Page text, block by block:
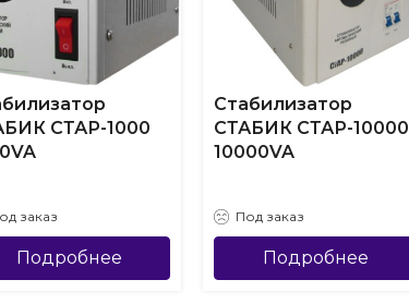
СТАР-1000
заказ
Подробнее
Стабилизатор
СТАБИК СТАР-10000
10000VA
Под заказ
Подробнее